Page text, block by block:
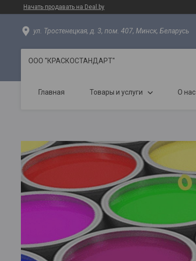
Начать продавать на Deal.by
ул. Тростенецкая, д. 3, пом. 407, Минск, Беларусь
ООО "КРАСКОСТАНДАРТ"
Главная Товары и услуги О нас